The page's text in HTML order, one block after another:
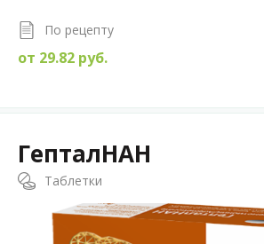
По рецепту
от 29.82 руб.
ГепталНАН
Таблетки